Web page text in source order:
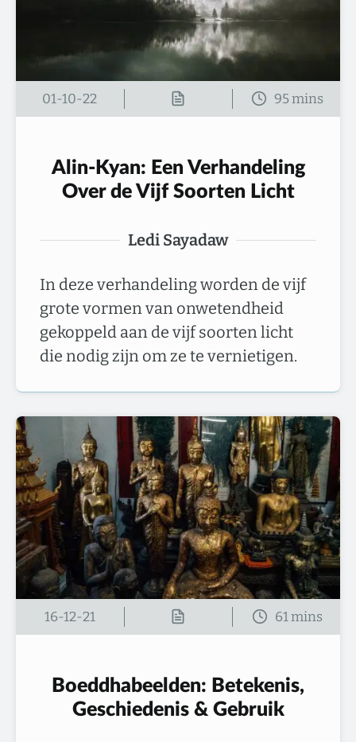
01-10-22
Alin-Kyan: Een Verhandeling
Over de Vijf Soorten Licht
Ledi Sayadaw
In deze verhandeling worden de vijf
grote vormen van onwetendheid
gekoppeld aan de vijf soorten licht
die nodig zijn om ze te vernietigen.
16-12-21
Boeddhabeelden: Betekenis,
Geschiedenis & Gebruik